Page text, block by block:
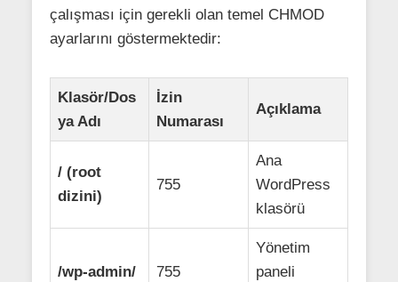
çalışması için gerekli olan temel CHMOD
ayarlarını göstermektedir:
Klasör/Dos
ya Adı
İzin
Numarası
Açıklama
/ (root
dizini)
755
Ana
WordPress
klasörü
/wp-admin/ 755
Yönetim
paneli